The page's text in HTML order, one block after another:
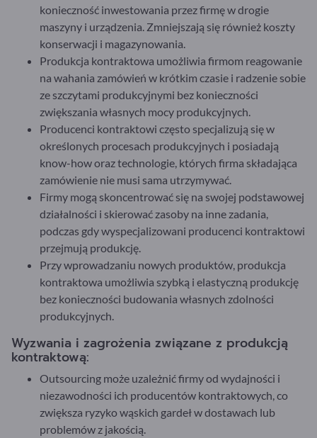
konieczność inwestowania przez firmę w drogie
maszyny i urządzenia. Zmniejszają się również koszty
konserwacji i magazynowania.
Produkcja kontraktowa umożliwia firmom reagowanie
na wahania zamówień w krótkim czasie i radzenie sobie
ze szczytami produkcyjnymi bez konieczności
zwiększania własnych mocy produkcyjnych.
Producenci kontraktowi często specjalizują się w
określonych procesach produkcyjnych i posiadają
know-how oraz technologie, których firma składająca
zamówienie nie musi sama utrzymywać.
Firmy mogą skoncentrować się na swojej podstawowej
działalności i skierować zasoby na inne zadania,
podczas gdy wyspecjalizowani producenci kontraktowi
przejmują produkcję.
Przy wprowadzaniu nowych produktów, produkcja
kontraktowa umożliwia szybką i elastyczną produkcję
bez konieczności budowania własnych zdolności
produkcyjnych.
Wyzwania i zagrożenia związane z produkcją
kontraktową:
Outsourcing może uzależnić firmy od wydajności i
niezawodności ich producentów kontraktowych, co
zwiększa ryzyko wąskich gardeł w dostawach lub
problemów z jakością.